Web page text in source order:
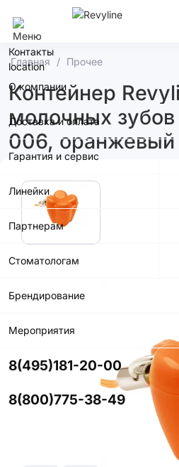
Контакты
О компании
Доставка и оплата
Гарантия и сервис
Линейки
Партнерам
Стоматологам
Брендирование
Мероприятия
8(495)181-20-00
8(800)775-38-49
Главная Прочее
Контейнер
молочных
006, оранжевый